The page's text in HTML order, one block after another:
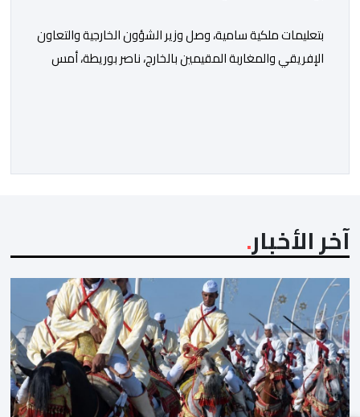
بتعليمات ملكية سامية، وصل وزير الشؤون الخارجية والتعاون
الإفريقي والمغاربة المقيمين بالخارج، ناصر بوريطة، أمس
تورو، وعمدة سانتياغو دي كالي، السيد ألفارو أليخاندرو […]
آخر الأخبار